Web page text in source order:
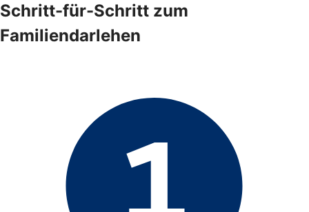
Schritt-für-Schritt zum
Familiendarlehen